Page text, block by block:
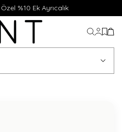
%10 Ek Ayrıcalık